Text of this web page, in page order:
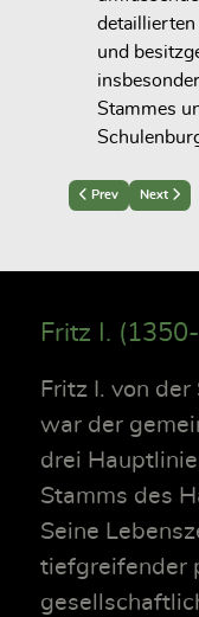
detaillierten
und
Stammes
Previous article:
Prev Next
Next
Fritz I.
Fritz I. von
war der
drei
Stamms des
Seine
tiefgreifender